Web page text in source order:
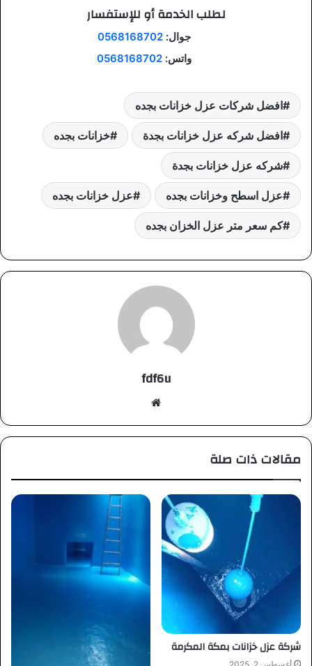
لطلب الخدمة أو للإستفسار
جوال:0568168702
واتس:0568168702
افضل شركات عزل خزانات بجده
افضل شركه عزل خزانات بجدة خزانات بجده
شركه عزل خزانات بجدة
عزل اسطح وخزانات بجده عزل خزانات بجده
كم سعر متر عزل الخزان بجده
fdf6u
مقالات ذات صلة
شركة عزل خزانات بمكة المكرمة